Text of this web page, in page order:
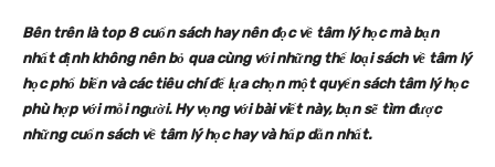
Bên trên là top 8 cuốn sách hay nên đọc về tâm lý học mà bạn
nhất định không nên bỏ qua cùng với những thể loại sách về tâm lý
học phổ biến và các tiêu chí để lựa chọn một quyển sách tâm lý học
phù hợp với mỗi người. Hy vọng với bài viết này, bạn sẽ tìm được
những cuốn sách về tâm lý học hay và hấp dẫn nhất.